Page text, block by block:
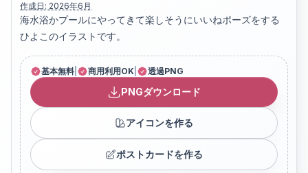
作成日: 2026年6月
海水浴かプールにやってきて楽しそうにいいねポーズをする
ひよこのイラストです。
基本無料 商用利用OK 透過PNG
PNGダウンロード
アイコンを作る
ポストカードを作る